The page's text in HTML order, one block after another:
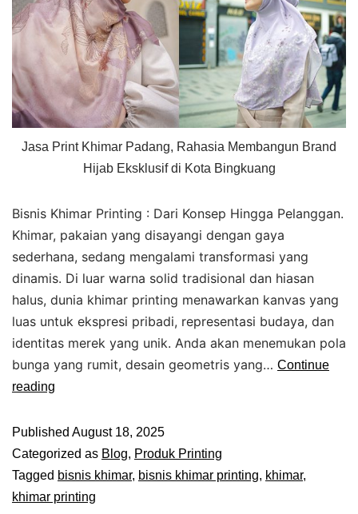
Jasa Print Khimar Padang, Rahasia Membangun Brand
Hijab Eksklusif di Kota Bingkuang
Bisnis Khimar Printing : Dari Konsep Hingga Pelanggan.
Khimar, pakaian yang disayangi dengan gaya
sederhana, sedang mengalami transformasi yang
dinamis. Di luar warna solid tradisional dan hiasan
halus, dunia khimar printing menawarkan kanvas yang
luas untuk ekspresi pribadi, representasi budaya, dan
identitas merek yang unik. Anda akan menemukan pola
bunga yang rumit, desain geometris yang… Continue
reading
Published August 18, 2025
Categorized as Blog, Produk Printing
Tagged bisnis khimar, bisnis khimar printing, khimar,
khimar printing